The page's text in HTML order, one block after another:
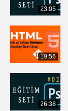
23:05
19:56
26:38